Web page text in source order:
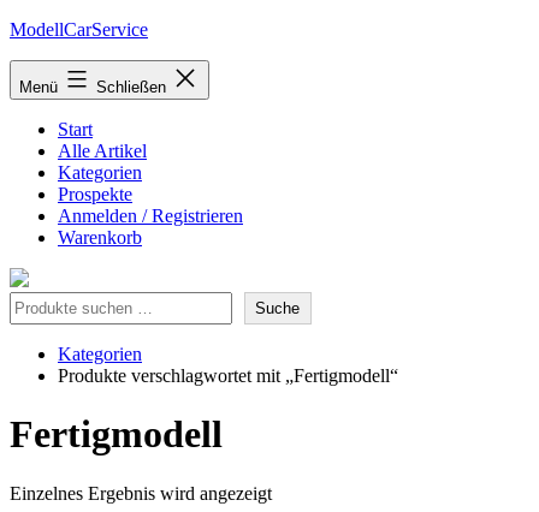
Zum
springen
ModellCarService
Menü Schließen
Start
Alle Artikel
Kategorien
Prospekte
Anmelden / Registrieren
Warenkorb
Suche Suche
Kategorien
Produkte verschlagwortet mit „Fertigmodell“
Fertigmodell
Einzelnes Ergebnis wird angezeigt